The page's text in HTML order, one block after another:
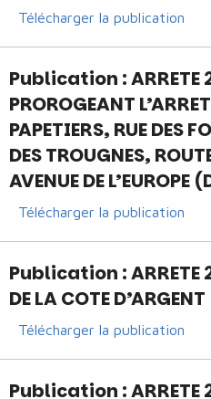
Télécharger la publication
Publication : ARRETE
PROROGEANT
PAPETIERS, RUE DES
DES TROUGNES,
AVENUE DE L’EUROPE
Télécharger la publication
Publication : ARRETE
DE LA COTE D’ARGENT
Télécharger la publication
Publication : ARRETE